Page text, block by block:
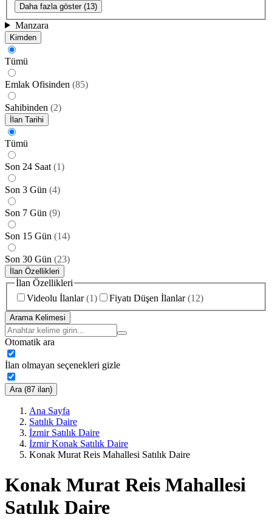
Daha fazla göster (13)
Manzara
Kimden
Tümü
Emlak Ofisinden (85)
Sahibinden (2)
İlan Tarihi
Tümü
Son 24 Saat (1)
Son 3 Gün (4)
Son 7 Gün (9)
Son 15 Gün (14)
Son 30 Gün (23)
İlan Özellikleri
İlan Özellikleri
Videolu İlanlar (1) Fiyatı Düşen İlanlar (12)
Arama Kelimesi
Otomatik ara
İlan olmayan seçenekleri gizle
Ara (87 ilan)
Ana Sayfa
Satılık Daire
İzmir Satılık Daire
İzmir Konak Satılık Daire
Konak Murat Reis Mahallesi Satılık Daire
Konak Murat Reis Mahallesi
Satılık Daire